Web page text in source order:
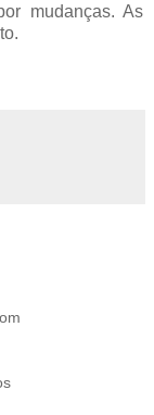
mudanças. As